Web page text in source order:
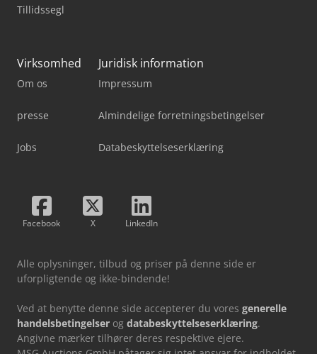
Tillidssegl
Virksomhed
Om os
presse
Jobs
Juridisk information
Impressum
Almindelige forretningsbetingelser
Databeskyttelseserklæring
Facebook X LinkedIn
Alle oplysninger, tilbud og priser på denne side er
uforpligtende og ikke-bindende!
Ved at benytte denne side accepterer du vores generelle
handelsbetingelser og databeskyttelseserklæring.
Angivne mærker tilhører deres respektive ejere.